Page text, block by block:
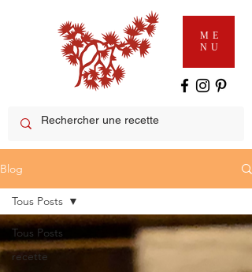
ME
NU
Blog
Tous Posts
recette
Tous Posts